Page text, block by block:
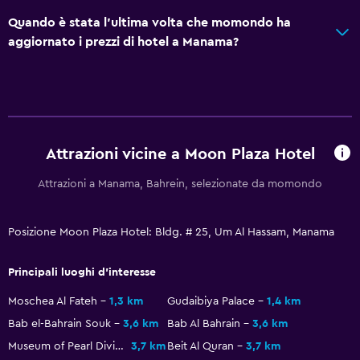
Stanza da letto
Spazio di lavoro
Scrivania
Fitness
Quando è stata l'ultima volta che momondo ha
aggiornato i prezzi di hotel a Manama?
Attrazioni vicine a Moon Plaza Hotel
Attrazioni a Manama, Bahrein, selezionate da momondo
Posizione Moon Plaza Hotel: Bldg. # 25, Um Al Hassam, Manama
Principali luoghi d'interesse
Moschea Al Fateh 1,3 km Gudaibiya Palace
1,4 km
Bab el-Bahrain Souk
3,6 km Bab Al Bahrain
3,6 km
Museum of Pearl Diving
3,7 km Beit Al Quran
3,7 km